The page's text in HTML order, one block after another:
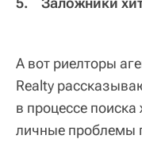
А вот риелторы
Realty
в процессе
личные проблемы